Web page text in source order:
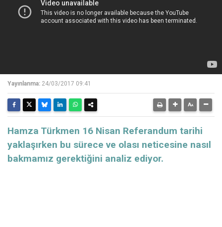
Yayınlanma: 24/03/2017 09:41
Hamza Türkmen 16 Nisan Referandum tarihi
yaklaşırken bu sürece ve olası neticesine nasıl
bakmamız gerektiğini analiz ediyor.